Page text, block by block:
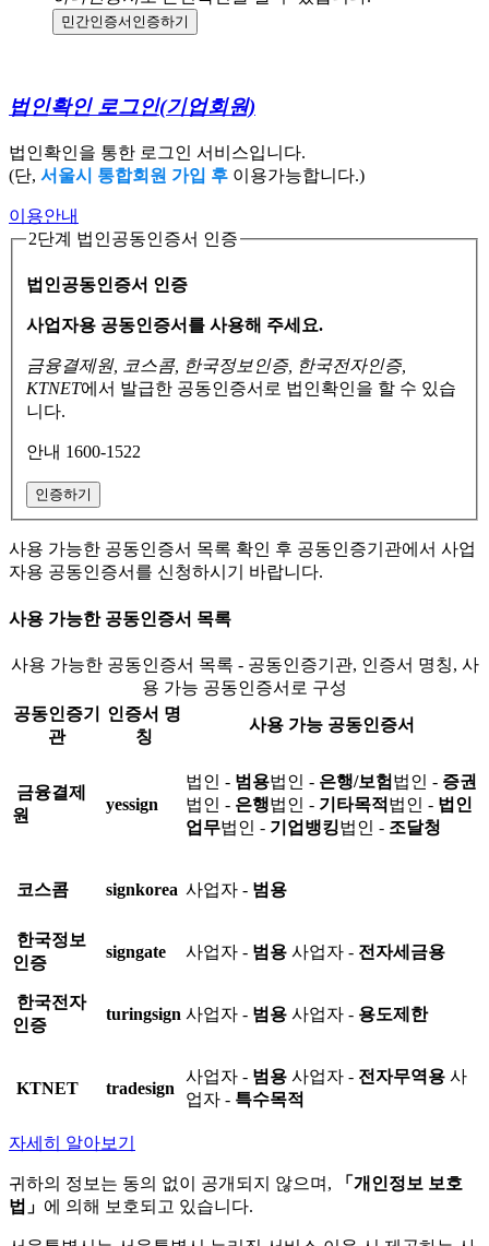
민간인증서 인증하기
법인확인 로그인(기업회원)
법인확인을 통한 로그인 서비스입니다.
(단, 서울시 통합회원 가입 후 이용가능합니다.)
이용안내
2단계 법인공동인증서 인증
법인공동인증서 인증
사업자용 공동인증서를 사용해 주세요.
금융결제원, 코스콤, 한국정보인증, 한국전자인증,
KTNET에서 발급한 공동인증서로 법인확인을 할 수 있습
니다.
안내 1600-1522
인증하기
사용 가능한 공동인증서 목록 확인 후 공동인증기관에서 사업
자용 공동인증서를 신청하시기 바랍니다.
사용 가능한 공동인증서 목록
사용 가능한 공동인증서 목록 - 공동인증기관, 인증서 명칭, 사
용 가능 공동인증서로 구성
공동인증기
관
인증서 명
칭
사용 가능 공동인증서
금융결제
원
yessign
법인 - 범용법인 - 은행/보험 법인 - 증권
법인 - 은행법인 - 기타목적 법인 - 법인
업무법인 - 기업뱅킹법인 - 조달청
코스콤 signkorea 사업자 - 범용
한국정보
인증
signgate 사업자 - 범용 사업자 - 전자세금용
한국전자
인증
turingsign 사업자 - 범용 사업자 - 용도제한
KTNET tradesign
사업자 - 범용 사업자 - 전자무역용 사
업자 - 특수목적
자세히 알아보기
귀하의 정보는 동의 없이 공개되지 않으며,
「개인정보 보호
법」 에 의해 보호되고 있습니다.